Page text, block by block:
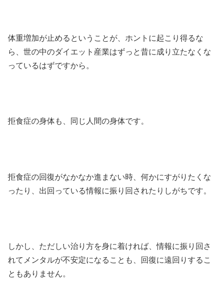
体重増加が止めるということが、ホントに起こり得るな
ら、世の中のダイエット産業はずっと昔に成り立たなくな
っているはずですから。
拒食症の身体も、同じ人間の身体です。
拒食症の回復がなかなか進まない時、何かにすがりたくな
ったり、出回っている情報に振り回されたりしがちです。
しかし、ただしい治り方を身に着ければ、情報に振り回さ
れてメンタルが不安定になることも、回復に遠回りするこ
ともありません。